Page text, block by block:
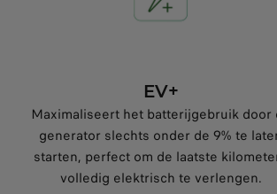
EV+
Maximaliseert het batterijgebruik door
generator slechts onder de 9% te
starten, perfect om de laatste
volledig elektrisch te verlengen.